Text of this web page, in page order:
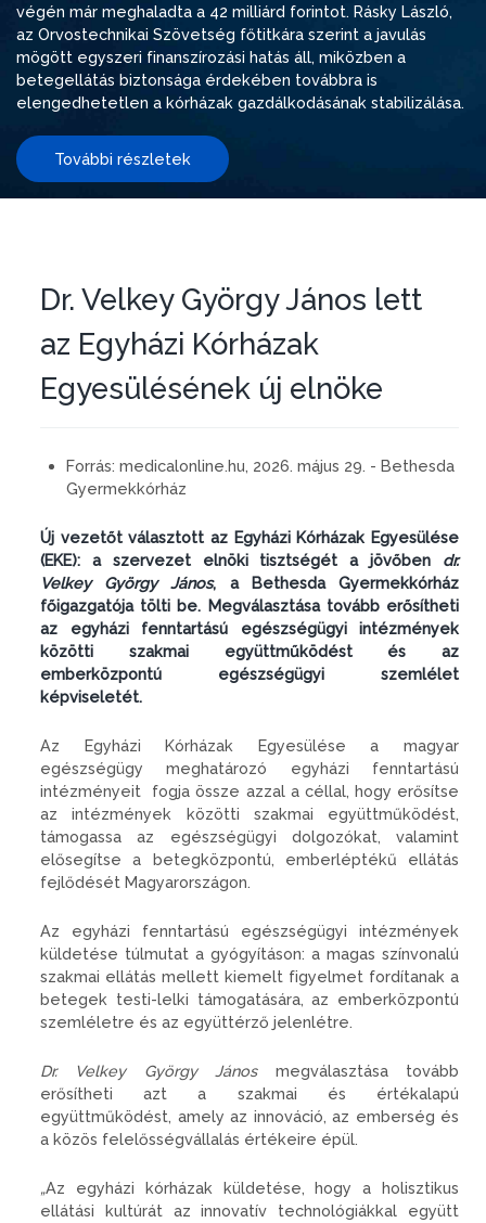
végén már meghaladta a 42 milliárd forintot. Rásky László,
az Orvostechnikai Szövetség főtitkára szerint a javulás
mögött egyszeri finanszírozási hatás áll, miközben a
betegellátás biztonsága érdekében továbbra is
elengedhetetlen a kórházak gazdálkodásának stabilizálása.
További részletek
Dr. Velkey György János lett
az Egyházi Kórházak
Egyesülésének új elnöke
Forrás: medicalonline.hu, 2026. május 29. - Bethesda
Gyermekkórház
Új vezetőt választott az Egyházi Kórházak Egyesülése
(EKE): a szervezet elnöki tisztségét a jövőben dr.
Velkey György János, a Bethesda Gyermekkórház
főigazgatója tölti be. Megválasztása tovább erősítheti
az egyházi fenntartású egészségügyi intézmények
közötti szakmai együttműködést és az
emberközpontú egészségügyi szemlélet
képviseletét.
Az Egyházi Kórházak Egyesülése a magyar
egészségügy meghatározó egyházi fenntartású
intézményeit fogja össze azzal a céllal, hogy erősítse
az intézmények közötti szakmai együttműködést,
támogassa az egészségügyi dolgozókat, valamint
elősegítse a betegközpontú, emberléptékű ellátás
fejlődését Magyarországon.
Az egyházi fenntartású egészségügyi intézmények
küldetése túlmutat a gyógyításon: a magas színvonalú
szakmai ellátás mellett kiemelt figyelmet fordítanak a
betegek testi-lelki támogatására, az emberközpontú
szemléletre és az együttérző jelenlétre.
Dr. Velkey György Jánosmegválasztása tovább
erősítheti azt a szakmai és értékalapú
együttműködést, amely az innováció, az emberség és
a közös felelősségvállalás értékeire épül.
„Az egyházi kórházak küldetése, hogy a holisztikus
ellátási kultúrát az innovatív technológiákkal együtt